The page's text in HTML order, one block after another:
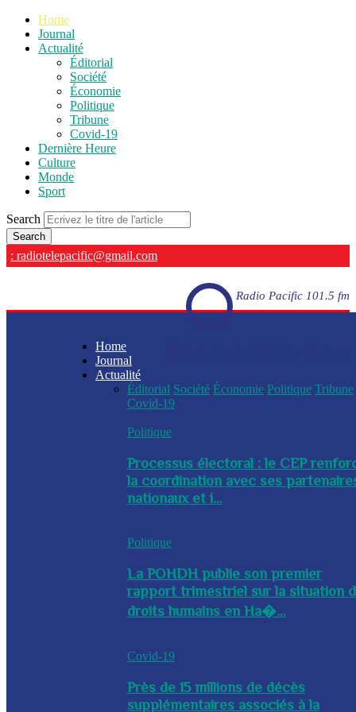
Home
Journal
Actualité
Éditorial
Société
Économie
Politique
Tribune
Covid-19
Dernière Heure
Culture
Monde
Sport
Search
: radiotelepacific@gmail.com
Radio Pacific 101.5 fm
Home
Journal
Actualité
Éditorial Société Économie Politique Tribune
Covid-19
Politique
Processus électoral : le CEP
la coordination avec ses
nationaux et i...
Politique
La POHDH publie son premier
rapport trimestriel sur la situation
droits humains en Ha�...
Covid-19
Près de 15 millions de décès
supplémentaires associés à la